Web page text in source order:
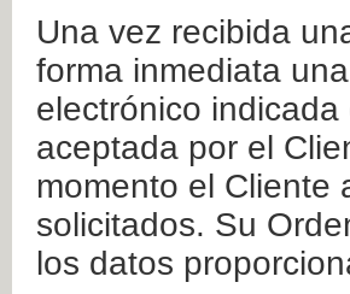
Una vez recibida
forma inmediata
electrónico
aceptada por el
momento el Cliente
solicitados. Su
los datos